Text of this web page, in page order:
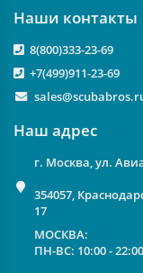
Наши контакты
8(800)333-23-69
+7(499)911-23-69
Наш адрес
г. Москва, ул.
354057,
17
МОСКВА:
ПН-ВС: 10:00 - 22:00